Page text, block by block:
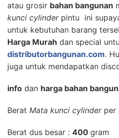
atau grosir bahan bangunan
kunci cylinderpintu ini
untuk kebutuhan barang
Harga Murah dan special
distributorbangunan.com.
juga untuk mendapatkan
info dan harga bahan
Berat Mata kunci cylinderper
Berat dus besar : 400 gram